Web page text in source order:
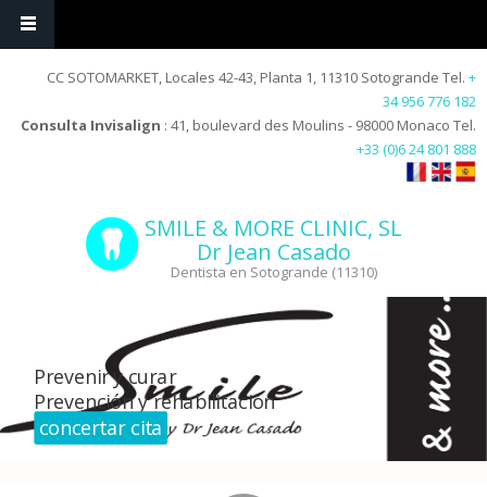
CC SOTOMARKET, Locales 42-43, Planta 1, 11310 Sotogrande Tel. +
34 956 776 182
Consulta Invisalign : 41, boulevard des Moulins - 98000 Monaco Tel.
+33 (0)6 24 801 888
SMILE & MORE CLINIC, SL
Dr Jean Casado
Dentista en Sotogrande (11310)
Prevenir y curar
Prevención y rehabilitación
concertar cita